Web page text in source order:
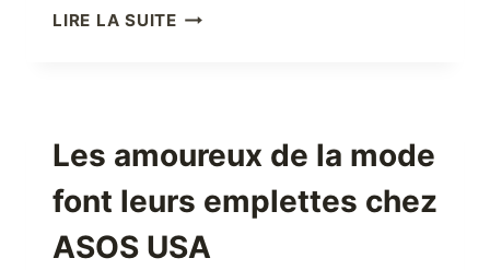
LIRE LA SUITEACHETER
HAUTE
TECHNOLOGIE
DIRECTEMENT
LES
Les amoureux de la mode
font leurs emplettes chez
ASOS USA